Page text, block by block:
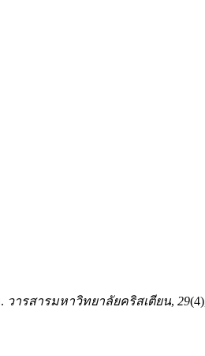
วารสารมหาวิทยาลัยคริสเตียน, 29